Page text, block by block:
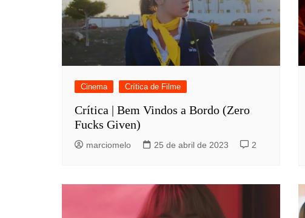
Cinema Crítica de Filme
Crítica | Bem Vindos a Bordo (Zero
Fucks Given)
marciomelo 25 de abril de 2023 2